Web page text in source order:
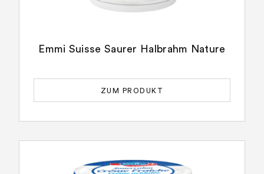
Emmi Suisse Saurer Halbrahm Nature
ZUM PRODUKT